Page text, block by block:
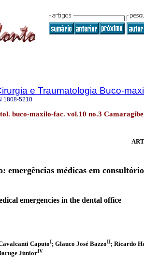
e Traumatologia Buco-
1808-5210
buco-maxilo-fac. vol.10 no.3 Camaragibe
emergências médicas em
emergencies in the dental office
CaputoI; Glauco José BazzoII; Ricardo
JúniorIV